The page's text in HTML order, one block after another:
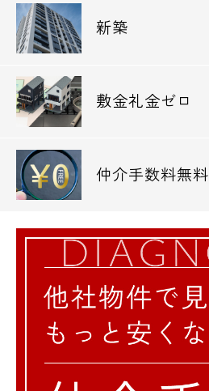
新築
敷金礼金ゼロ
仲介手数料無料
営業時間 10：00～18：00
メールでお問い合わせ